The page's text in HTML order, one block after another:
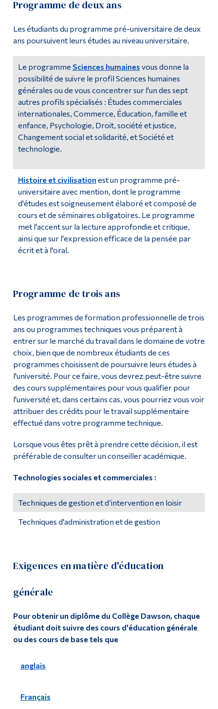
Liste alphabétique
Tous les programmes
Disciplines
Enseignement général
Cours complémentaires
Brochures
Programme de deux ans
Les étudiants du programme pré-universitaire de deux
ans poursuivent leurs études au niveau universitaire.
Le programme Sciences humaines vous donne la
possibilité de suivre le profil Sciences humaines
générales ou de vous concentrer sur l'un des sept
autres profils spécialisés : Études commerciales
internationales, Commerce, Éducation, famille et
enfance, Psychologie, Droit, société et justice,
Changement social et solidarité, et Société et
technologie.
Histoire et civilisation est un programme pré-
universitaire avec mention, dont le programme
d'études est soigneusement élaboré et composé de
cours et de séminaires obligatoires. Le programme
met l'accent sur la lecture approfondie et critique,
ainsi que sur l'expression efficace de la pensée par
écrit et à l'oral.
Programme de trois ans
Les programmes de formation professionnelle de trois
ans ou programmes techniques vous préparent à
entrer sur le marché du travail dans le domaine de votre
choix, bien que de nombreux étudiants de ces
programmes choisissent de poursuivre leurs études à
l'université. Pour ce faire, vous devrez peut-être suivre
des cours supplémentaires pour vous qualifier pour
l'université et, dans certains cas, vous pourriez vous voir
attribuer des crédits pour le travail supplémentaire
effectué dans votre programme technique.
Lorsque vous êtes prêt à prendre cette décision, il est
préférable de consulter un conseiller académique.
Technologies sociales et commerciales :
Techniques de gestion et d’intervention en loisir
Techniques d'administration et de gestion
Exigences en matière d'éducation
générale
Pour obtenir un diplôme du Collège Dawson, chaque
étudiant doit suivre des cours d'éducation générale
ou des cours de base tels que
anglais
Français
Liens
Menu principal
Programmes
Formation continue
Admissions
La vie à Dawson
Étudiants actuels
Corps enseignant et
personnel administratif
Diplômé·es et visiteur·euses